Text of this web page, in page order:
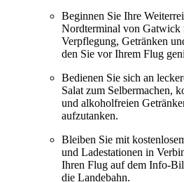
Beginnen Sie Ihre
Nordterminal von Gatwick
Verpflegung, Getränken
den Sie vor Ihrem Flug
Bedienen Sie sich an
Salat zum Selbermachen,
und alkoholfreien
aufzutanken.
Bleiben Sie mit
und Ladestationen in
Ihren Flug auf dem Info-
die Landebahn.